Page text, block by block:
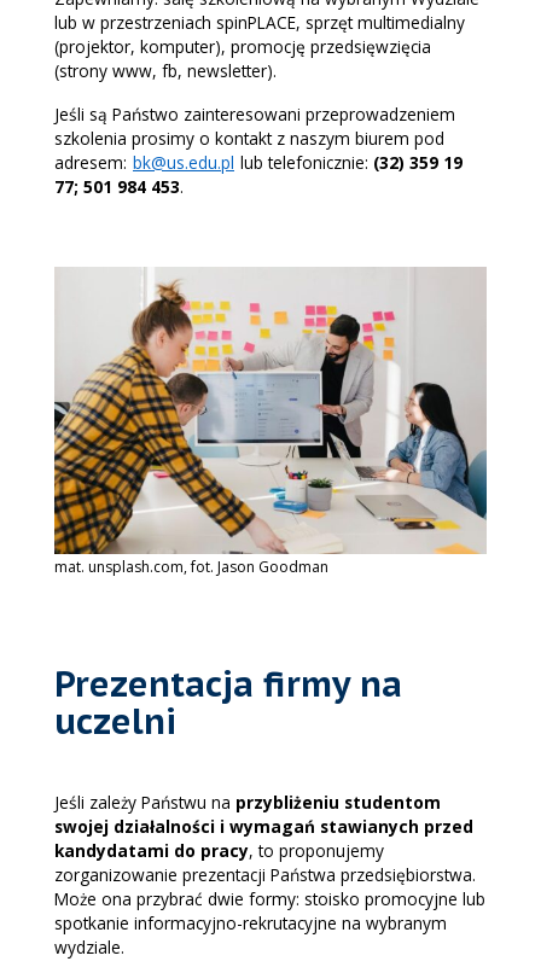
lub w przestrzeniach spinPLACE, sprzęt multimedialny
(projektor, komputer), promocję przedsięwzięcia
(strony www, fb, newsletter).
Jeśli są Państwo zainteresowani przeprowadzeniem
szkolenia prosimy o kontakt z naszym biurem pod
adresem: bk@us.edu.pl lub telefonicznie: (32) 359 19
77; 501 984 453.
mat. unsplash.com, fot. Jason Goodman
Prezentacja firmy na
uczelni
Jeśli zależy Państwu na przybliżeniu studentom
swojej działalności i wymagań stawianych przed
kandydatami do pracy, to proponujemy
zorganizowanie prezentacji Państwa przedsiębiorstwa.
Może ona przybrać dwie formy: stoisko promocyjne lub
spotkanie informacyjno-rekrutacyjne na wybranym
wydziale.